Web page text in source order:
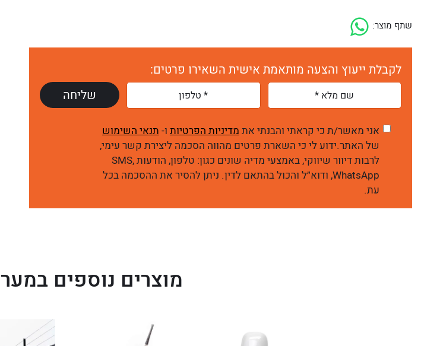
שתף מוצר:
לקבלת ייעוץ והצעה מותאמת אישית השאירו פרטים:
אני מאשר/ת כי קראתי והבנתי אתמדיניות הפרטיות ו-תנאי השימוש
של האתר.ידוע לי כי השארת פרטים מהווה הסכמה ליצירת קשר עימי,
לרבות דיוור שיווקי, באמצעי מדיה שונים כגון: טלפון, הודעות SMS,
WhatsApp, ודוא״ל והכול בהתאם לדין. ניתן להסיר את ההסכמה בכל
עת.
מוצרים נוספים